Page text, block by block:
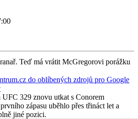
Teď má vrátit McGregorovi porážku
do oblíbených zdrojů pro Google
329 znovu utkat s Conorem
zápasu uběhlo přes třináct let a
jiné pozici.